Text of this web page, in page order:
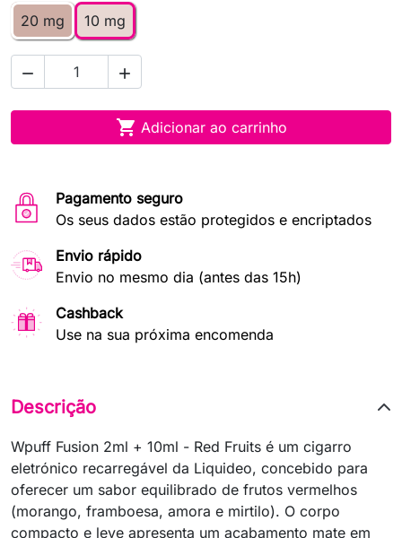
20 mg
10 mg
 
 Adicionar ao carrinho
Pagamento seguro
Os seus dados estão protegidos e encriptados
Envio rápido
Envio no mesmo dia (antes das 15h)
Cashback
Use na sua próxima encomenda
Descrição
Wpuff Fusion 2ml + 10ml - Red Fruits é um cigarro
eletrónico recarregável da Liquideo, concebido para
oferecer um sabor equilibrado de frutos vermelhos
(morango, framboesa, amora e mirtilo). O corpo
compacto e leve apresenta um acabamento mate em